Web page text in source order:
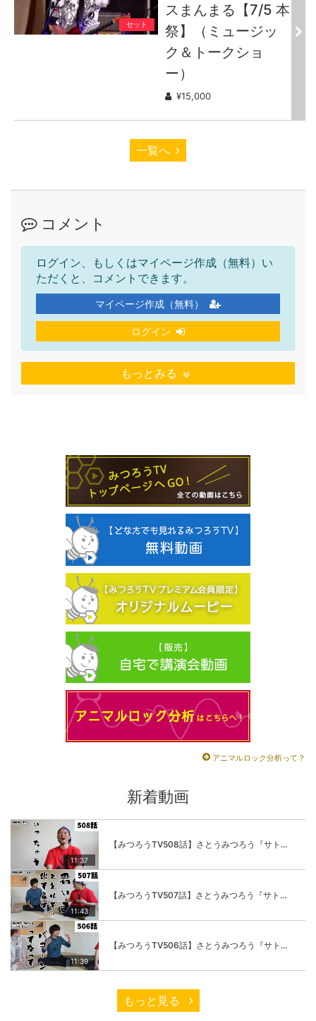
セット
スまんまる【7/5 本
祭】（ミュージッ
ク＆トークショ
ー）
¥15,000
一覧へ
コメント
ログイン、もしくはマイページ作成（無料）い
ただくと、コメントできます。
マイページ作成（無料）
ログイン
もっとみる
アニマルロック分析って？
新着動画
11:37
【みつろうTV508話】さとうみつろう『サトレル男塾』編④「“毎日”が変わります。楽しく」
11:43
【みつろうTV507話】さとうみつろう『サトレル男塾』編③「快楽は“自分のカラダの内側”にしかない」
11:39
【みつろうTV506話】さとうみつろう『サトレル男塾』編②「不思議な棒をお尻に…」
もっと見る